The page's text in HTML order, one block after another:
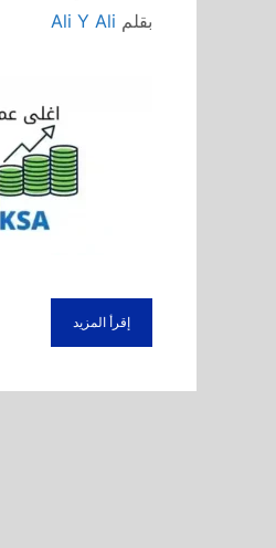
بقلم Ali Y Ali
إقرأ المزيد